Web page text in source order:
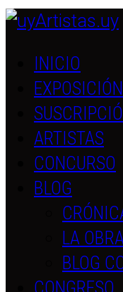
INICIO
ARTISTAS
CONCURSO
BLOG
LA
BLOG